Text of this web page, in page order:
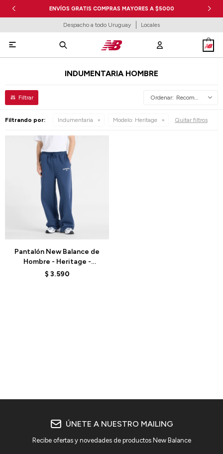
ENVÍOS GRATIS COMPRAS MAYORES A $5000
Despacho a todo Uruguay Locales

INDUMENTARIA HOMBRE
Recomendados
Filtrando por: Indumentaria Modelo: Heritage Quitar filtros
Pantalón New Balance de
Hombre - Heritage -
MB61M77ENNY - BLUE
$ 3.590
ÚNETE A NUESTRO MAILING
Recibe ofertas y novedades de productos New Balance